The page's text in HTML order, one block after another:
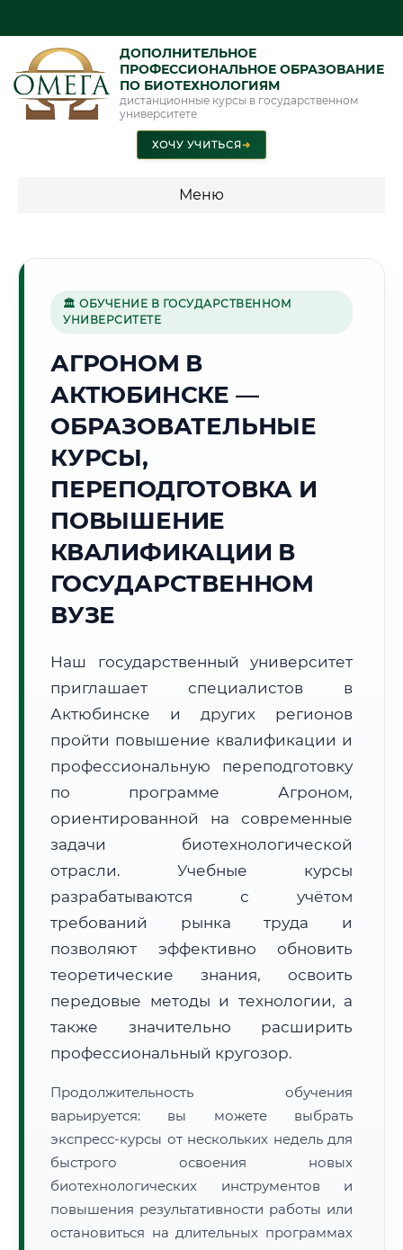
ДОПОЛНИТЕЛЬНОЕ
ПРОФЕССИОНАЛЬНОЕ ОБРАЗОВАНИЕ
ПО БИОТЕХНОЛОГИЯМ
дистанционные курсы в государственном
университете
ХОЧУ УЧИТЬСЯ➜
Меню
🌅
Г. АКТЮБИНСК
12:52:14
2026 г.
Погода в г. Актюбинск: ⛅ +22°C,Переменная облачность
🌅 Восход:05:51 🌇 Закат:
📍 Региональная справка
Почтовые индексы:
Часовой пояс:
UTC+5
Формат учебы:
Дистанционно
🗺️ Зона обслуживания: г. Актюбинск
Расчет логистики оригиналов:
• Маршрут транзита:~1 910 км
• Экспресс-доставка СДЭК / Почтой: 3–5 рабочих дней
📜 Документы и аккредитация ФИС ФРДО
Нажмите на документ для увеличения и просмотра
🏛 ОБУЧЕНИЕ В ГОСУДАРСТВЕННОМ
УНИВЕРСИТЕТЕ
АГРОНОМ В
АКТЮБИНСКЕ —
ОБРАЗОВАТЕЛЬНЫЕ
КУРСЫ,
ПЕРЕПОДГОТОВКА И
ПОВЫШЕНИЕ
КВАЛИФИКАЦИИ В
ГОСУДАРСТВЕННОМ
ВУЗЕ
Наш государственный университет
приглашает специалистов в
Актюбинске и других регионов
пройти повышение квалификации и
профессиональную переподготовку
по программе Агроном,
ориентированной на современные
задачи биотехнологической
отрасли. Учебные курсы
разрабатываются с учётом
требований рынка труда и
позволяют эффективно обновить
теоретические знания, освоить
передовые методы и технологии, а
также значительно расширить
профессиональный кругозор.
Продолжительность обучения
варьируется: вы можете выбрать
экспресс-курсы от нескольких недель для
быстрого освоения новых
биотехнологических инструментов и
повышения результативности работы или
остановиться на длительных программах